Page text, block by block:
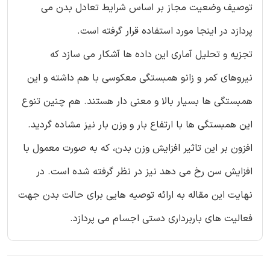
توصیف وضعیت مجاز بر اساس شرایط تعادل بدن می
پردازد در اینجا مورد استفاده قرار گرفته است.
تجزیه و تحلیل آماری این داده ها آشکار می سازد که
نیروهای کمر و زانو همبستگی معکوسی با هم داشته و این
همبستگی ها بسیار بالا و معنی دار هستند. هم چنین تنوع
این همبستگی ها با ارتفاع بار و وزن بار نیز مشاده گردید.
افزون بر این تاثیر افزایش وزن بدن، که به صورت معمول با
افزایش سن رخ می دهد نیز در نظر گرفته شده است. در
نهایت این مقاله به ارائه توصیه هایی برای حالت بدن جهت
فعالیت های باربرداری دستی اجسام می پردازد.